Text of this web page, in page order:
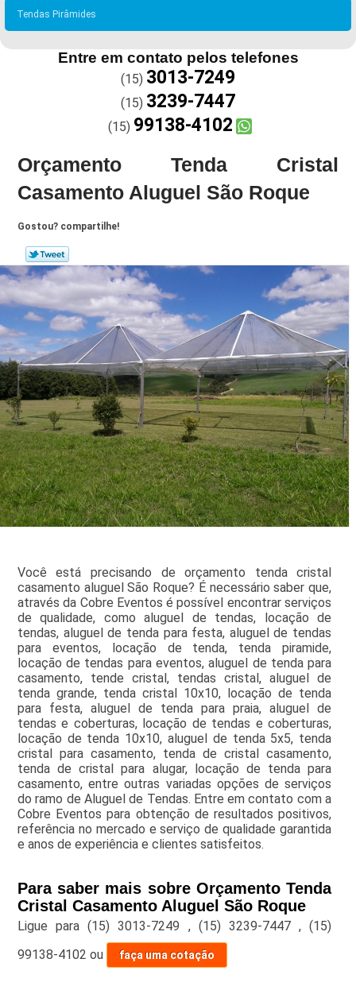
Tendas Pirâmides
Entre em contato pelos telefones
(15) 3013-7249
(15) 3239-7447
(15) 99138-4102
Orçamento Tenda Cristal
Casamento Aluguel São Roque
Gostou? compartilhe!
Você está precisando de orçamento tenda cristal
casamento aluguel São Roque? É necessário saber que,
através da Cobre Eventos é possível encontrar serviços
de qualidade, como aluguel de tendas, locação de
tendas, aluguel de tenda para festa, aluguel de tendas
para eventos, locação de tenda, tenda piramide,
locação de tendas para eventos, aluguel de tenda para
casamento, tende cristal, tendas cristal, aluguel de
tenda grande, tenda cristal 10x10, locação de tenda
para festa, aluguel de tenda para praia, aluguel de
tendas e coberturas, locação de tendas e coberturas,
locação de tenda 10x10, aluguel de tenda 5x5, tenda
cristal para casamento, tenda de cristal casamento,
tenda de cristal para alugar, locação de tenda para
casamento, entre outras variadas opções de serviços
do ramo de Aluguel de Tendas. Entre em contato com a
Cobre Eventos para obtenção de resultados positivos,
referência no mercado e serviço de qualidade garantida
e anos de experiência e clientes satisfeitos.
Para saber mais sobre Orçamento Tenda
Cristal Casamento Aluguel São Roque
Ligue para(15) 3013-7249 , (15) 3239-7447 ,(15)
99138-4102 ou faça uma cotação